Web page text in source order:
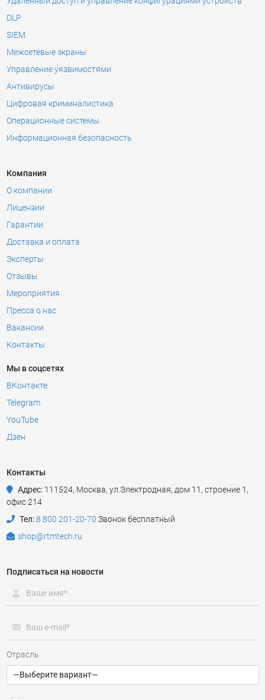
DLP
SIEM
Межсетевые экраны
Управление уязвимостями
Антивирусы
Цифровая криминалистика
Операционные системы
Информационная безопасность
Компания
О компании
Лицензии
Гарантии
Доставка и оплата
Эксперты
Отзывы
Мероприятия
Пресса о нас
Вакансии
Контакты
Мы в соцсетях
ВКонтакте
Telegram
YouTube
Дзен
Контакты
Адрес: 111524, Москва, ул.Электродная, дом 11, строение 1,
офис 214
Тел:8 800 201-20-70 Звонок бесплатный
shop@rtmtech.ru
Подписаться на новости
Отрасль